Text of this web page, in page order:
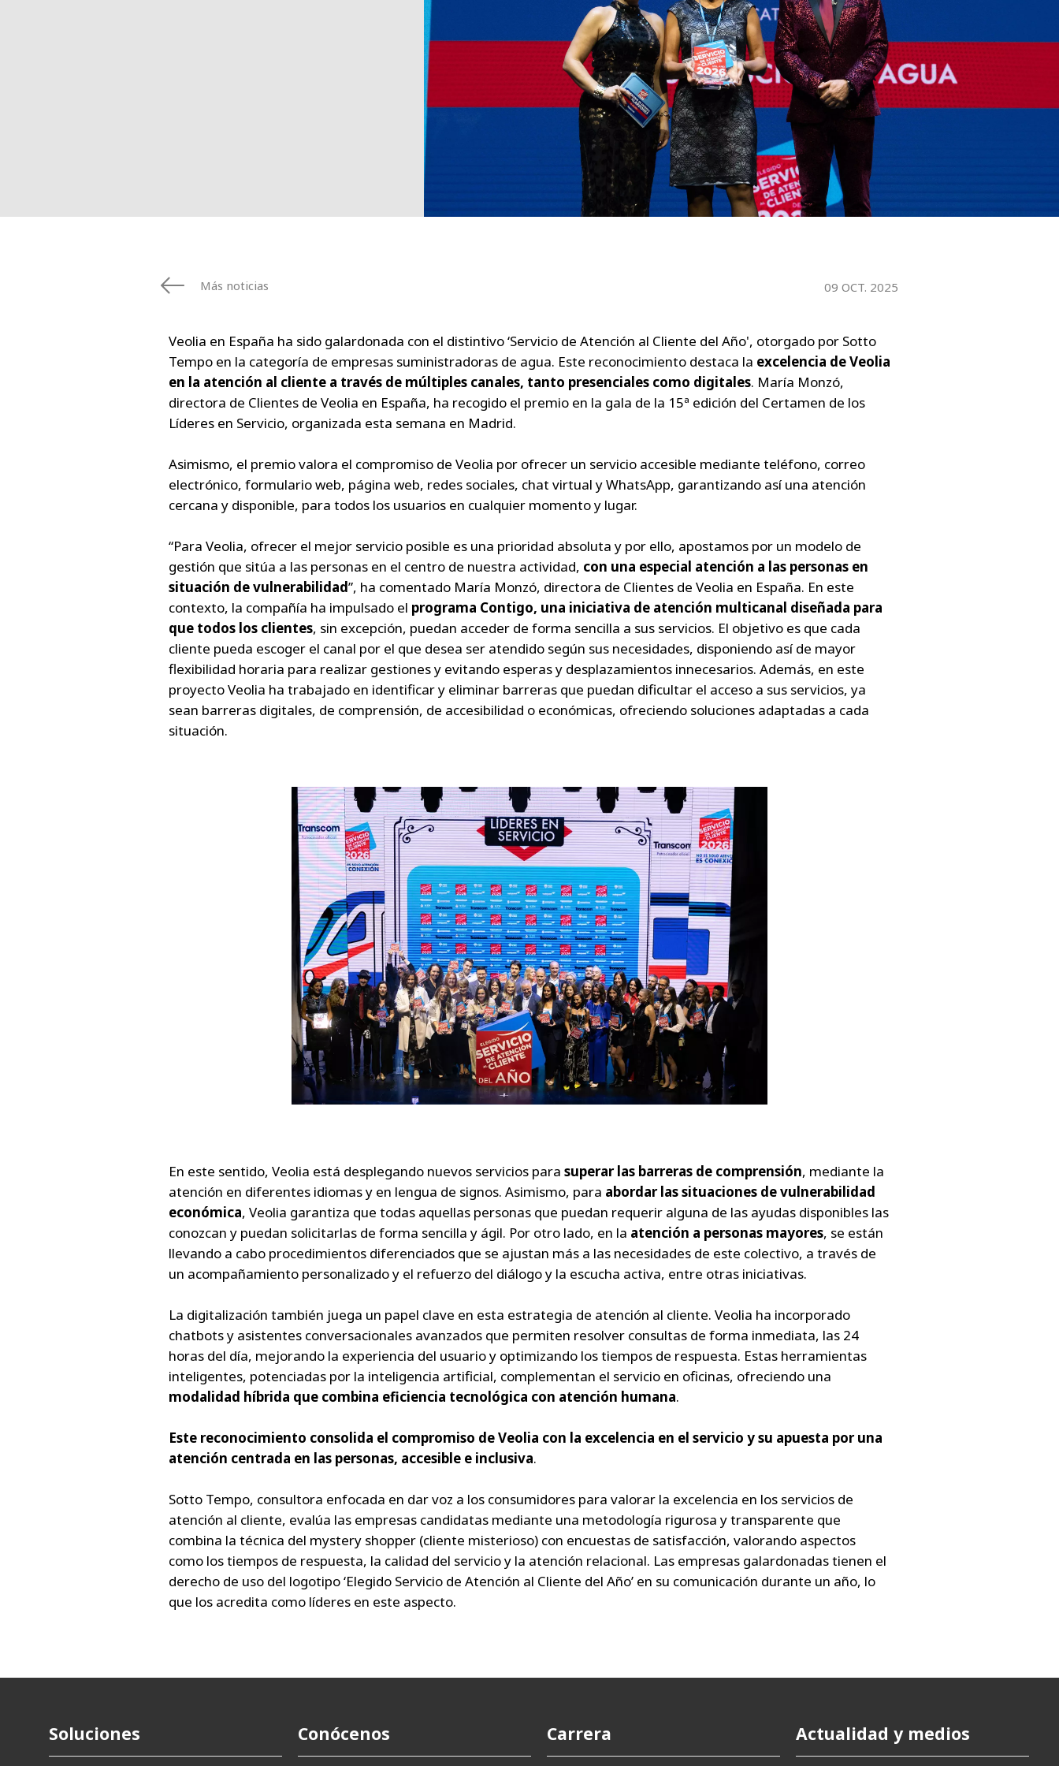
WATER TECHNOLOGIES
Más noticias 09 OCT. 2025
Veolia en España ha sido galardonada con el distintivo ‘Servicio de Atención al Cliente del Año', otorgado por Sotto
Tempo en la categoría de empresas suministradoras de agua. Este reconocimiento destaca la excelencia de Veolia
en la atención al cliente a través de múltiples canales, tanto presenciales como digitales. María Monzó,
directora de Clientes de Veolia en España, ha recogido el premio en la gala de la 15ª edición del Certamen de los
Líderes en Servicio, organizada esta semana en Madrid.
Asimismo, el premio valora el compromiso de Veolia por ofrecer un servicio accesible mediante teléfono, correo
electrónico, formulario web, página web, redes sociales, chat virtual y WhatsApp, garantizando así una atención
cercana y disponible, para todos los usuarios en cualquier momento y lugar.
“Para Veolia, ofrecer el mejor servicio posible es una prioridad absoluta y por ello, apostamos por un modelo de
gestión que sitúa a las personas en el centro de nuestra actividad, con una especial atención a las personas en
situación de vulnerabilidad”, ha comentado María Monzó, directora de Clientes de Veolia en España. En este
contexto, la compañía ha impulsado el programa Contigo, una iniciativa de atención multicanal diseñada para
que todos los clientes, sin excepción, puedan acceder de forma sencilla a sus servicios. El objetivo es que cada
cliente pueda escoger el canal por el que desea ser atendido según sus necesidades, disponiendo así de mayor
flexibilidad horaria para realizar gestiones y evitando esperas y desplazamientos innecesarios. Además, en este
proyecto Veolia ha trabajado en identificar y eliminar barreras que puedan dificultar el acceso a sus servicios, ya
sean barreras digitales, de comprensión, de accesibilidad o económicas, ofreciendo soluciones adaptadas a cada
situación.
En este sentido, Veolia está desplegando nuevos servicios para superar las barreras de comprensión, mediante la
atención en diferentes idiomas y en lengua de signos. Asimismo, para abordar las situaciones de vulnerabilidad
económica, Veolia garantiza que todas aquellas personas que puedan requerir alguna de las ayudas disponibles las
conozcan y puedan solicitarlas de forma sencilla y ágil. Por otro lado, en la atención a personas mayores, se están
llevando a cabo procedimientos diferenciados que se ajustan más a las necesidades de este colectivo, a través de
un acompañamiento personalizado y el refuerzo del diálogo y la escucha activa, entre otras iniciativas.
La digitalización también juega un papel clave en esta estrategia de atención al cliente. Veolia ha incorporado
chatbots y asistentes conversacionales avanzados que permiten resolver consultas de forma inmediata, las 24
horas del día, mejorando la experiencia del usuario y optimizando los tiempos de respuesta. Estas herramientas
inteligentes, potenciadas por la inteligencia artificial, complementan el servicio en oficinas, ofreciendo una
modalidad híbrida que combina eficiencia tecnológica con atención humana.
Este reconocimiento consolida el compromiso de Veolia con la excelencia en el servicio y su apuesta por una
atención centrada en las personas, accesible e inclusiva.
Sotto Tempo, consultora enfocada en dar voz a los consumidores para valorar la excelencia en los servicios de
atención al cliente, evalúa las empresas candidatas mediante una metodología rigurosa y transparente que
combina la técnica del mystery shopper (cliente misterioso) con encuestas de satisfacción, valorando aspectos
como los tiempos de respuesta, la calidad del servicio y la atención relacional. Las empresas galardonadas tienen el
derecho de uso del logotipo ‘Elegido Servicio de Atención al Cliente del Año’ en su comunicación durante un año, lo
que los acredita como líderes en este aspecto.
Soluciones Conócenos Carrera Actualidad y medios